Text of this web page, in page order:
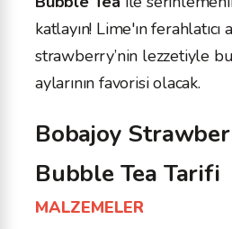
katlayın! Lime'ın ferahlatıcı
strawberry’nin lezzetiyle
aylarının favorisi olacak.
Bobajoy
Bubble Tea Tarifi
MALZEMELER